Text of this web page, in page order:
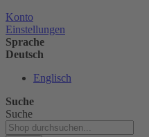
Konto
Einstellungen
Sprache
Deutsch
Englisch
Suche
Suche